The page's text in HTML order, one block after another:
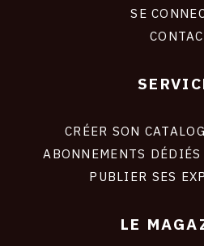
SE
CRÉER SON
ABONNEMENTS
PUBLIER SES
LE